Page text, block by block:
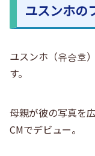
ユスンホの
ユスンホ（유승호
す。
母親が彼の写真を
CMでデビュー。